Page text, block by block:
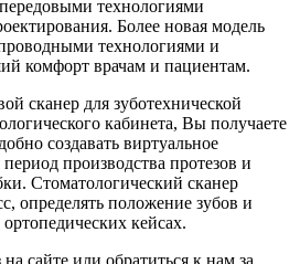
технологиями
Более новая модель
технологиями и
комфорт врачам и пациентам.
сканер для зуботехнической
кабинета, Вы получаете
создавать виртуальное
производства протезов и
Стоматологический сканер
определять положение зубов и
кейсах.
сайте или обратиться к нам за